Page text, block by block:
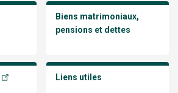
Biens matrimoniaux,
pensions et dettes
Liens utiles